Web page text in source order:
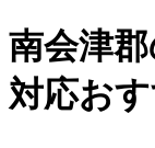
南会津
対応お